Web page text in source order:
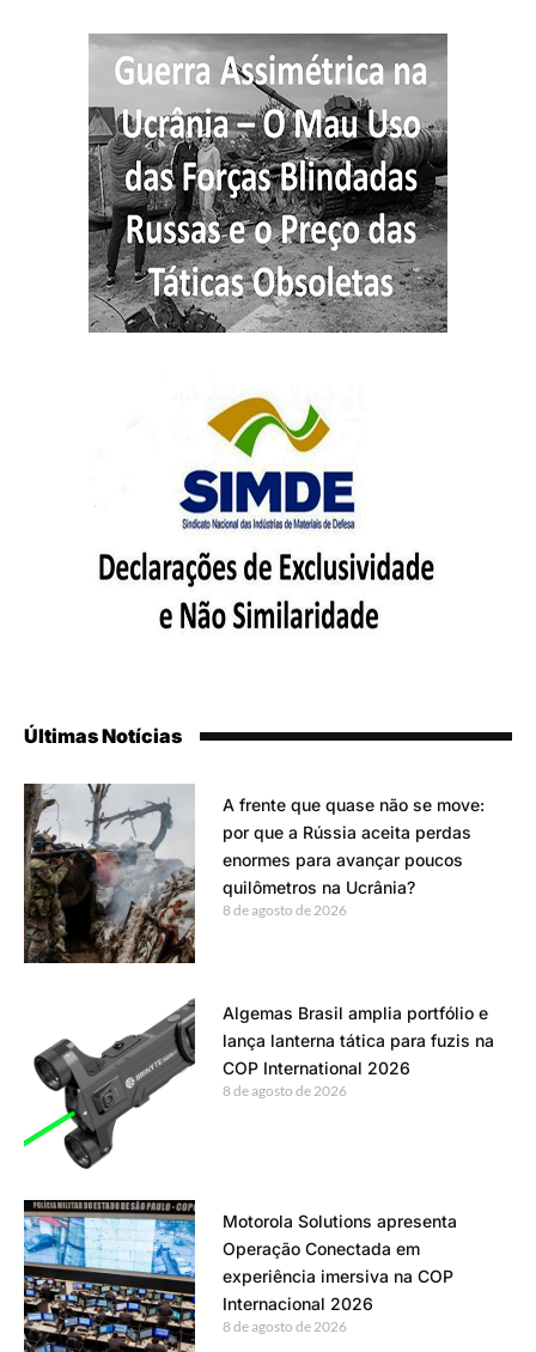
Últimas Notícias
A frente que quase não se move:
por que a Rússia aceita perdas
enormes para avançar poucos
quilômetros na Ucrânia?
8 de agosto de 2026
Algemas Brasil amplia portfólio e
lança lanterna tática para fuzis na
COP International 2026
8 de agosto de 2026
Motorola Solutions apresenta
Operação Conectada em
experiência imersiva na COP
Internacional 2026
8 de agosto de 2026